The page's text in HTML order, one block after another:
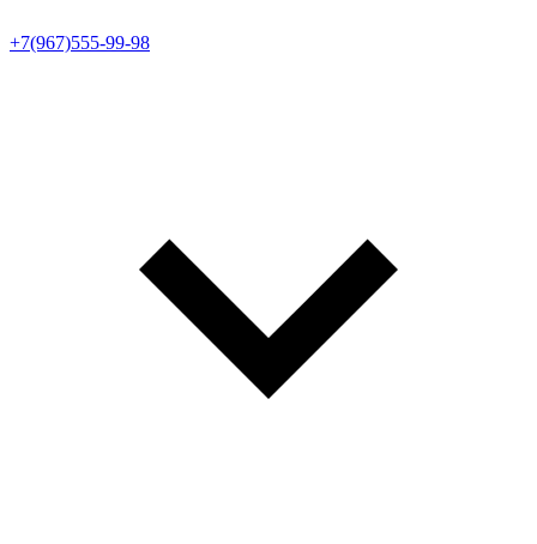
+7(967)555-99-98